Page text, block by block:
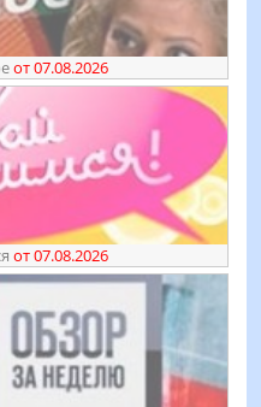
от 07.08.2026
от 07.08.2026